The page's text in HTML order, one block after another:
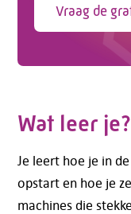
Vraag de
Wat leer je?
Je leert hoe je in
opstart en hoe je
machines die